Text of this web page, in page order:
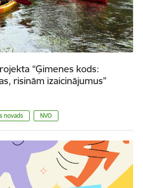
“Ģimenes kods:
risinām izaicinājumus”
novads NVO